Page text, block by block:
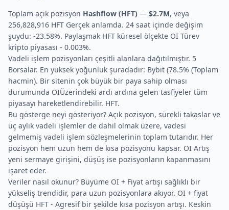
Toplam açık pozisyon Hashflow (HFT) — $2.7M, veya
256,828,916 HFT Gerçek anlamda. 24 saat içinde değişim
şuydu: -23.58%. Paylaşmak HFT küresel ölçekte OI Türev
kripto piyasası - 0.003%.
Vadeli işlem pozisyonları çeşitli alanlara dağıtılmıştır. 5
Borsalar. En yüksek yoğunluk şuradadır: Bybit (78.5% (Toplam
hacmin). Bir sitenin çok büyük bir paya sahip olması
durumunda OIÜzerindeki ardı ardına gelen tasfiyeler tüm
piyasayı hareketlendirebilir. HFT.
Bu gösterge neyi gösteriyor? Açık pozisyon, sürekli takaslar ve
üç aylık vadeli işlemler de dahil olmak üzere, vadesi
gelmemiş vadeli işlem sözleşmelerinin toplam tutarıdır. Her
pozisyon hem uzun hem de kısa pozisyonu kapsar. OI Artış
yeni sermaye girişini, düşüş ise pozisyonların kapanmasını
işaret eder.
Veriler nasıl okunur? Büyüme OI + Fiyat artışı sağlıklı bir
yükseliş trendidir, para uzun pozisyonlara akıyor. OI + fiyat
düşüşü HFT - Agresif bir şekilde kısa pozisyon artışı. Keskin